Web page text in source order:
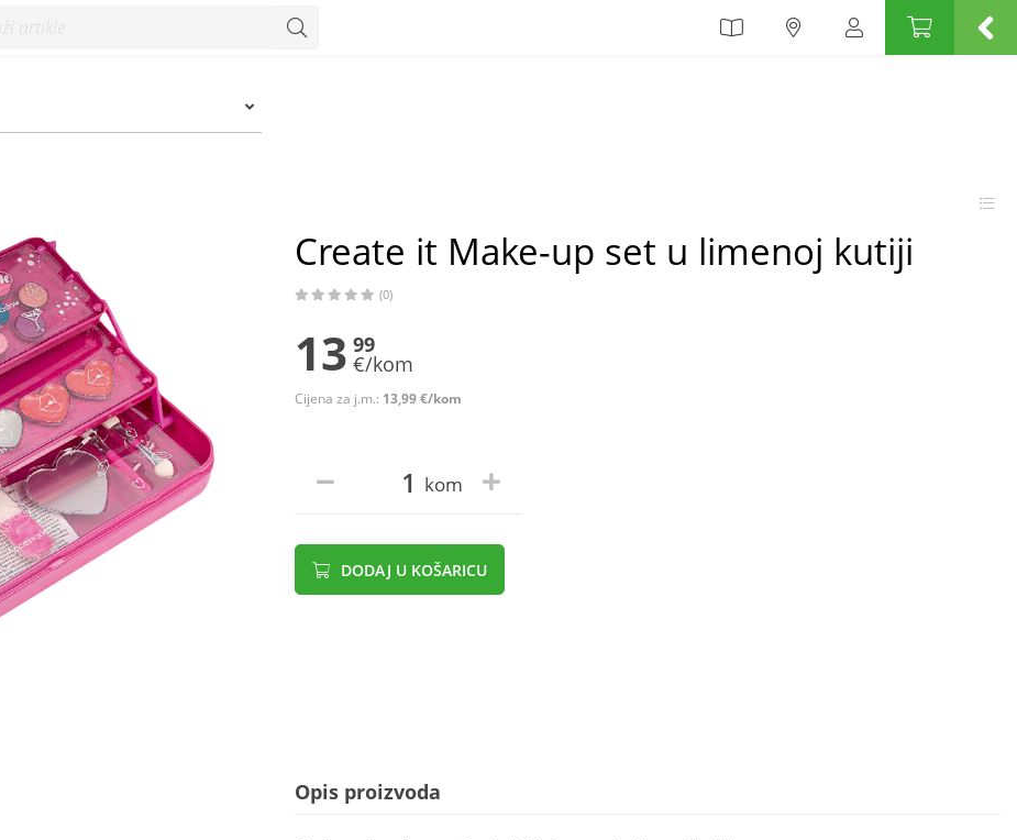
Create it Make-up set u limenoj kutiji
(0)
13 99
€/kom
Cijena za j.m.: 13,99 €/kom
kom
DODAJ U KOŠARICU
Opis proizvoda